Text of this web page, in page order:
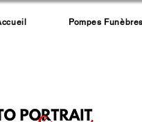
Pompes